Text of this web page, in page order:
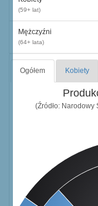
(59+ lat)
Mężczyźni
(64+ lata)
Ogółem Kobiety
(Źródło: